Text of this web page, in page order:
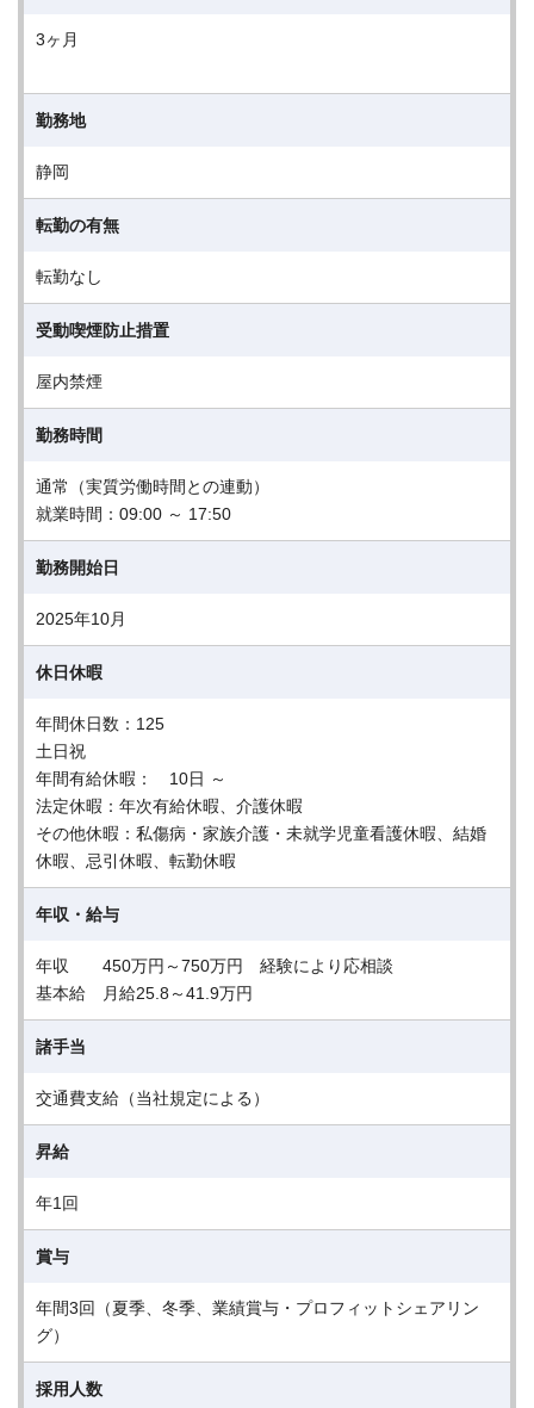
3ヶ月
勤務地
静岡
転勤の有無
転勤なし
受動喫煙防止措置
屋内禁煙
勤務時間
通常（実質労働時間との連動）
就業時間：09:00 ～ 17:50
勤務開始日
2025年10月
休日休暇
年間休日数：125
土日祝
年間有給休暇： 10日 ～
法定休暇：年次有給休暇、介護休暇
その他休暇：私傷病・家族介護・未就学児童看護休暇、結婚
休暇、忌引休暇、転勤休暇
年収・給与
年収 450万円～750万円 経験により応相談
基本給 月給25.8～41.9万円
諸手当
交通費支給（当社規定による）
昇給
年1回
賞与
年間3回（夏季、冬季、業績賞与・プロフィットシェアリン
グ）
採用人数